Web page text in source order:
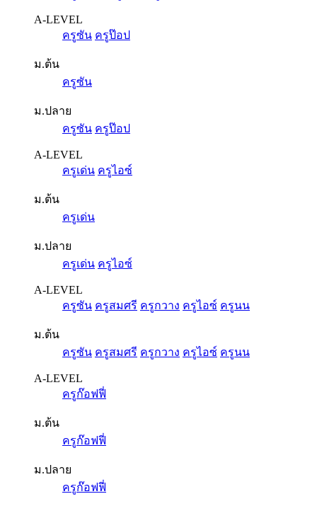
A-LEVEL
ครูซัน ครูป๊อป
ม.ต้น
ครูซัน
ม.ปลาย
ครูซัน ครูป๊อป
A-LEVEL
ครูเด่น ครูไอซ์
ม.ต้น
ครูเด่น
ม.ปลาย
ครูเด่น ครูไอซ์
A-LEVEL
ครูซัน ครูสมศรี ครูกวาง ครูไอซ์ ครูนน
ม.ต้น
ครูซัน ครูสมศรี ครูกวาง ครูไอซ์ ครูนน
A-LEVEL
ครูก๊อฟฟี่
ม.ต้น
ครูก๊อฟฟี่
ม.ปลาย
ครูก๊อฟฟี่